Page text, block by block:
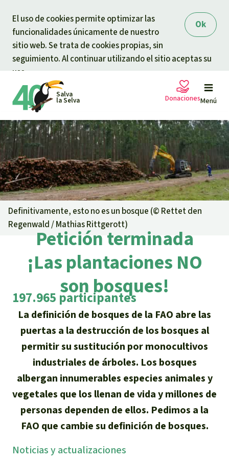
Ok
El uso de cookies permite optimizar las
funcionalidades únicamente de nuestro
sitio web. Se trata de cookies propias, sin
seguimiento. Al continuar utilizando el sitio aceptas su
uso.
Salva
la Selva Menú
Peticiones
Proyectos
Informaciones
Informaciones
Éxitos y Noticias
Suscribirme al boletín
Prensa
Banners Salva la Selva
Widget Salva la Selva
Agenda
Temas
Madera tropical
Biodiversidad
Selva tropical
Derechos de la Naturaleza
Agua
Salva la Selva
Salva la Selva
Acerca de Salva la Selva
40 años Salva la Selva
En los Medios
FAQ
Contacto
Búsqueda
Español
Deutsch
English
Français
Italiano
Português
Donaciones
Tu donación ayuda
Donación general
Urgen donaciones
Certificados de donación
Preguntas y Respuestas
Donar para un tema
Bienestar animal
Defensa de la selva
Defensoras y defensores de la
selva
Donar para una región
Sudeste de Asia
África
Latinoamérica
Definitivamente, esto no es un bosque (© Rettet den
Regenwald / Mathias Rittgerott)
Petición terminada
¡Las plantaciones NO
son bosques!
197.965 participantes
La definición de bosques de la FAO abre las
puertas a la destrucción de los bosques al
permitir su sustitución por monocultivos
industriales de árboles. Los bosques
albergan innumerables especies animales y
vegetales que los llenan de vida y millones de
personas dependen de ellos. Pedimos a la
FAO que cambie su definición de bosques.
Noti­cias y actuali­zaciones